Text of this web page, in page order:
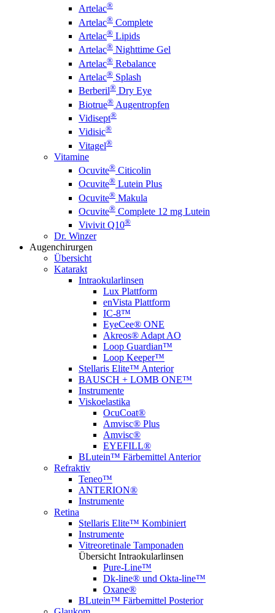
Artelac®
Artelac® Complete
Artelac® Lipids
Artelac® Nighttime Gel
Artelac® Rebalance
Artelac® Splash
Berberil® Dry Eye
Biotrue® Augentropfen
Vidisept®
Vidisic®
Vitagel®
Vitamine
Ocuvite® Citicolin
Ocuvite® Lutein Plus
Ocuvite® Makula
Ocuvite® Complete 12 mg Lutein
Vivivit Q10®
Dr. Winzer
Augenchirurgen
Übersicht
Katarakt
Intraokularlinsen
Lux Plattform
enVista Plattform
IC-8™
EyeCee® ONE
Akreos® Adapt AO
Loop Guardian™
Loop Keeper™
Stellaris Elite™ Anterior
BAUSCH + LOMB ONE™
Instrumente
Viskoelastika
OcuCoat®
Amvisc® Plus
Amvisc®
EYEFILL®
BLutein™ Färbemittel Anterior
Refraktiv
Teneo™
ANTERION®
Instrumente
Retina
Stellaris Elite™ Kombiniert
Instrumente
Vitreoretinale Tamponaden
Übersicht Intraokularlinsen
Pure-Line™
Dk-line® und Okta-line™
Oxane®
BLutein™ Färbemittel Posterior